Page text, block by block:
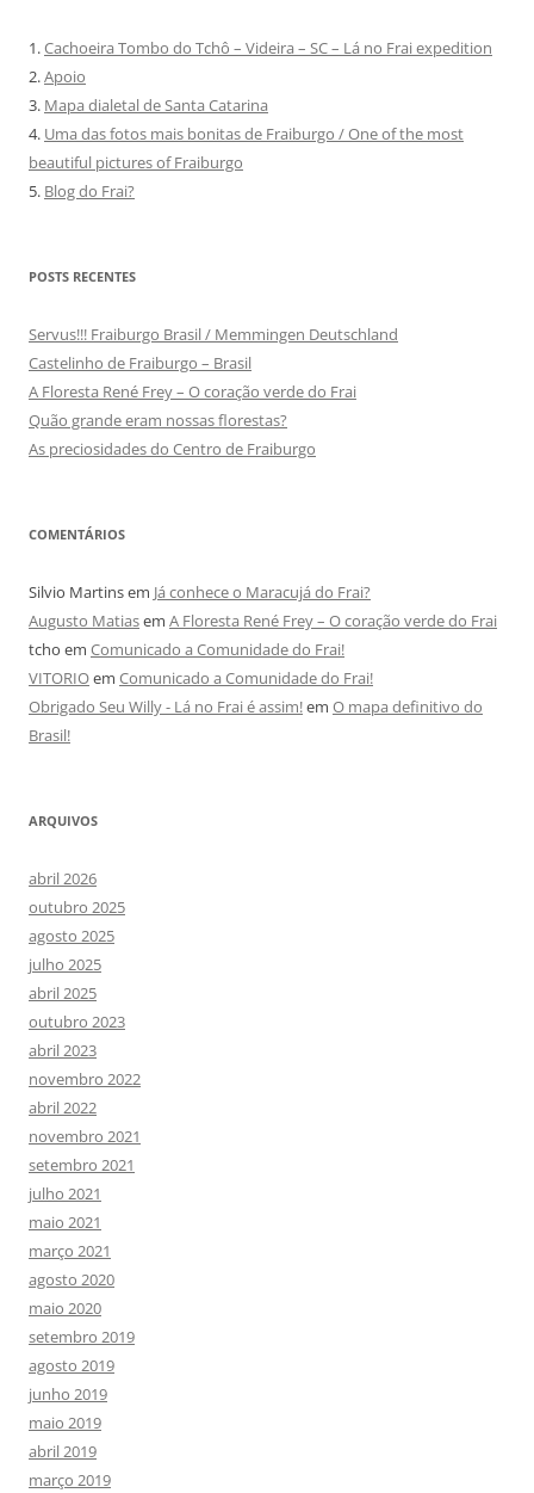
1.Cachoeira Tombo do Tchô – Videira – SC – Lá no Frai expedition
2.Apoio
3. Mapa dialetal de Santa Catarina
4. Uma das fotos mais bonitas de Fraiburgo / One of the most
beautiful pictures of Fraiburgo
5. Blog do Frai?
POSTS RECENTES
Servus!!! Fraiburgo Brasil / Memmingen Deutschland
Castelinho de Fraiburgo – Brasil
A Floresta René Frey – O coração verde do Frai
Quão grande eram nossas florestas?
As preciosidades do Centro de Fraiburgo
COMENTÁRIOS
Silvio Martinsem Já conhece o Maracujá do Frai?
Augusto Matiasem A Floresta René Frey – O coração verde do Frai
tcho em Comunicado a Comunidade do Frai!
VITORIOem Comunicado a Comunidade do Frai!
Obrigado Seu Willy - Lá no Frai é assim!em O mapa definitivo do
Brasil!
ARQUIVOS
abril 2026
outubro 2025
agosto 2025
julho 2025
abril 2025
outubro 2023
abril 2023
novembro 2022
abril 2022
novembro 2021
setembro 2021
julho 2021
maio 2021
março 2021
agosto 2020
maio 2020
setembro 2019
agosto 2019
junho 2019
maio 2019
abril 2019
março 2019